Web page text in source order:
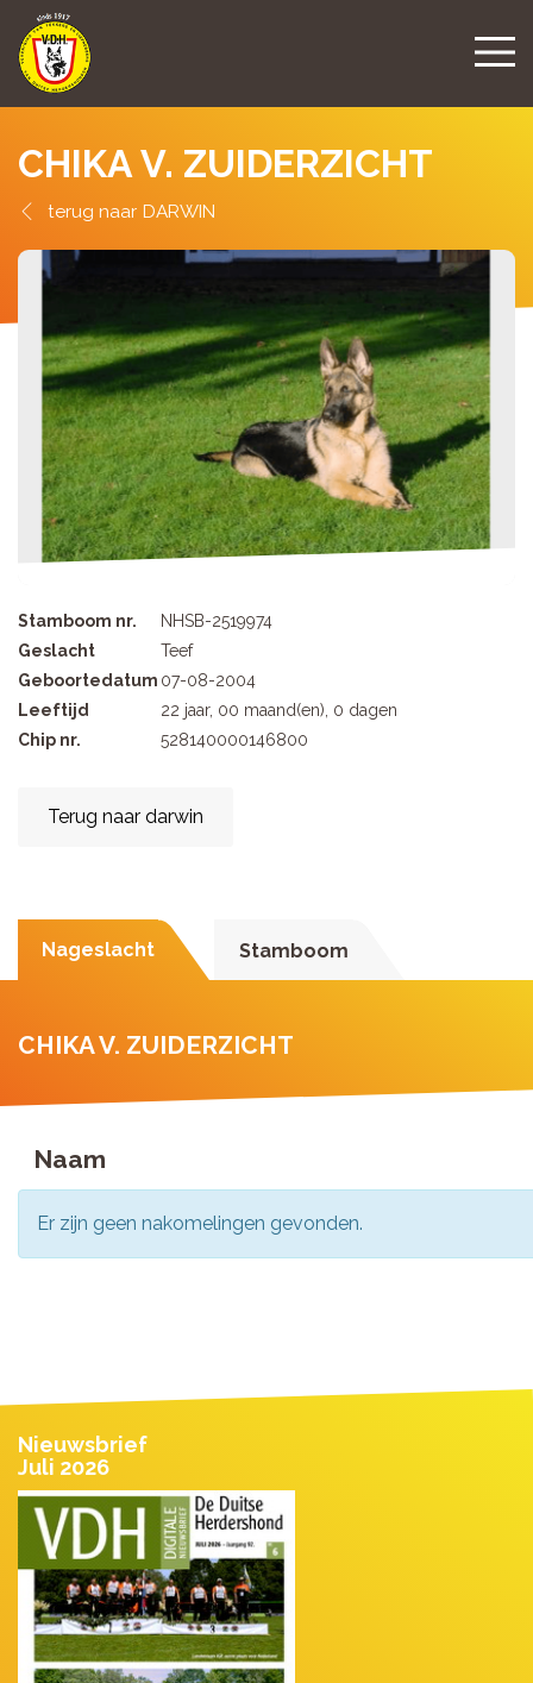
CHIKA V. ZUIDERZICHT
DARWIN
Stamboom nr.
NHSB-2519974
Geslacht
Teef
Geboortedatum 07-08-2004
Leeftijd
22 jaar, 00 maand(en), 0 dagen
Chip nr.
528140000146800
Terug naar darwin
Nageslacht Stamboom
CHIKA V. ZUIDERZICHT
Naam
Er zijn geen nakomelingen gevonden.
Nieuwsbrief
Juli 2026